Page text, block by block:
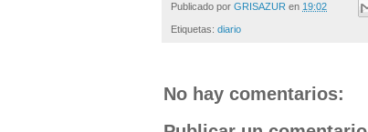
Publicado por GRISAZUR en 19:02
Etiquetas: diario
No hay comentarios: